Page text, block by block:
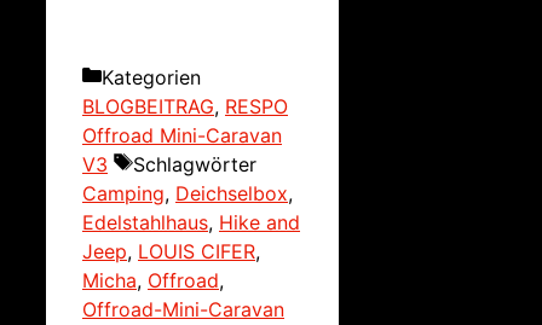
Kategorien
BLOGBEITRAG, RESPO
Offroad Mini-Caravan
V3
Schlagwörter
Camping, Deichselbox,
Edelstahlhaus, Hike and
Jeep, LOUIS CIFER,
Micha, Offroad,
Offroad-Mini-Caravan